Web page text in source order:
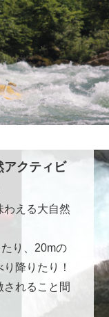
アクティビ
わえる大自然
り、20mの
降りたり！
れること間